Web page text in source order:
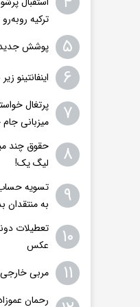
ترکیه
۵ پوشش جدید
۶ اینفانتینو
۷
پرتغال
میزبانی جام
۸
حقوق چند
لیگ یک!
۹
تسویه
به
۱۰
تعطیلات
عکس
۱۱ مربی
رحمان